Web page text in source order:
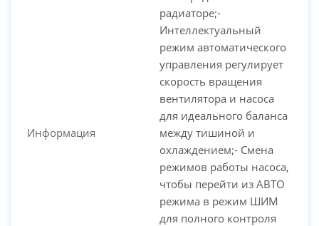
Информация
радиаторе;-
Интеллектуальный
режим автоматического
управления регулирует
скорость вращения
вентилятора и насоса
для идеального баланса
между тишиной и
охлаждением;- Смена
режимов работы насоса,
чтобы перейти из АВТО
режима в режим ШИМ
для полного контроля